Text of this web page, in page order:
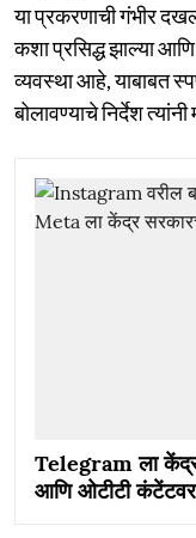
या प्रकरणाची गंभीर
कशा प्रसिद्ध झाल्या
व्यवस्था आहे, याबाबत
बोलावण्याचे निर्देश
Telegram ला केंद्र
आणि ओटीटी कंटेंटवर